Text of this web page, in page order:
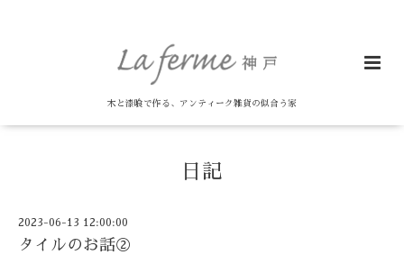
木と漆喰で作る、アンティーク雑貨の似合う家
日記
2023-06-13 12:00:00
タイルのお話②